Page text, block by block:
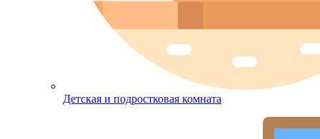
Детская и подростковая комната